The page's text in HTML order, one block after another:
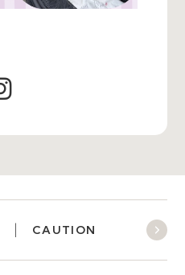
CAUTION